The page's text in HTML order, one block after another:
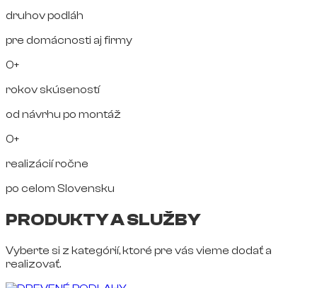
druhov podláh
pre domácnosti aj firmy
0+
rokov skúseností
od návrhu po montáž
0+
realizácií ročne
po celom Slovensku
PRODUKTY A SLUŽBY
Vyberte si z kategórií, ktoré pre vás vieme dodať a
realizovať.